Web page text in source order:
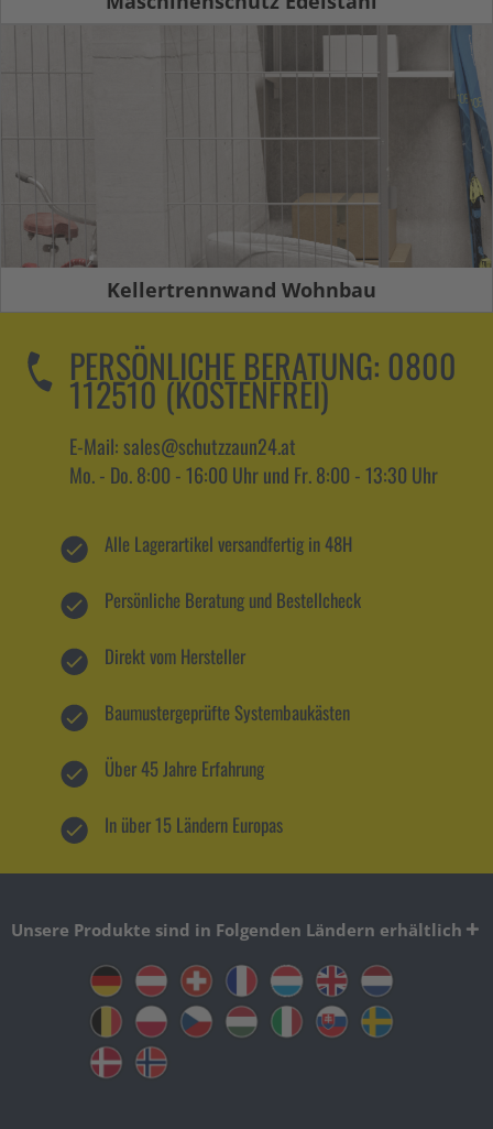
Kellertrennwand Wohnbau
PERSÖNLICHE BERATUNG: 0800
112510 (KOSTENFREI)
E-Mail: sales@schutzzaun24.at
Mo. - Do. 8:00 - 16:00 Uhr und Fr. 8:00 - 13:30 Uhr
Alle Lagerartikel versandfertig in 48H
Persönliche Beratung und Bestellcheck
Direkt vom Hersteller
Baumustergeprüfte Systembaukästen
Über 45 Jahre Erfahrung
In über 15 Ländern Europas
Unsere Produkte sind in Folgenden Ländern erhältlich